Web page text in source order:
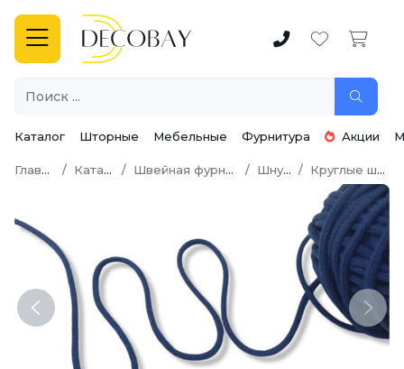
Каталог Шторные Мебельные Фурнитура Акции
Главная Каталог Швейная фурнитура Шнуры Круглые шнуры
Previous Next